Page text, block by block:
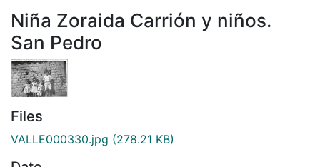
Niña Zoraida Carrión y niños.
San Pedro
Files
VALLE000330.jpg (278.21 KB)